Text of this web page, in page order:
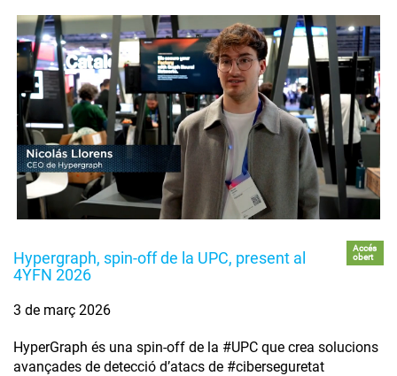
Hypergraph, spin-off de la UPC, present al
4YFN 2026
Accés
obert
3 de març 2026
HyperGraph és una spin-off de la #UPC que crea solucions
avançades de detecció d’atacs de #ciberseguretat